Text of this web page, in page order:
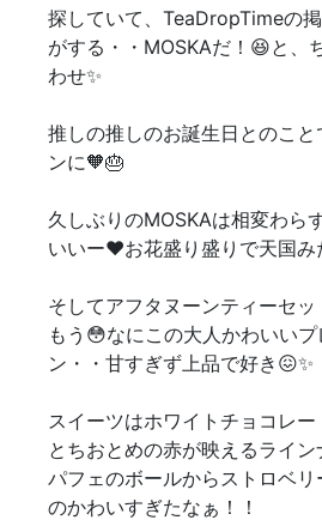
探していて、TeaDropTimeの
がする・・MOSKAだ！😆と、
わせ✨
推しの推しのお誕生日とのこ
ンに🧡🎂
久しぶりのMOSKAは相変わら
いいー❤️お花盛り盛りで天国み
そしてアフタヌーンティーセ
もう😳なにこの大人かわいい
ン・・甘すぎず上品で好き😖✨
スイーツはホワイトチョコレ
とちおとめの赤が映えるライン
パフェのボールからストロベ
のかわいすぎたなぁ！！